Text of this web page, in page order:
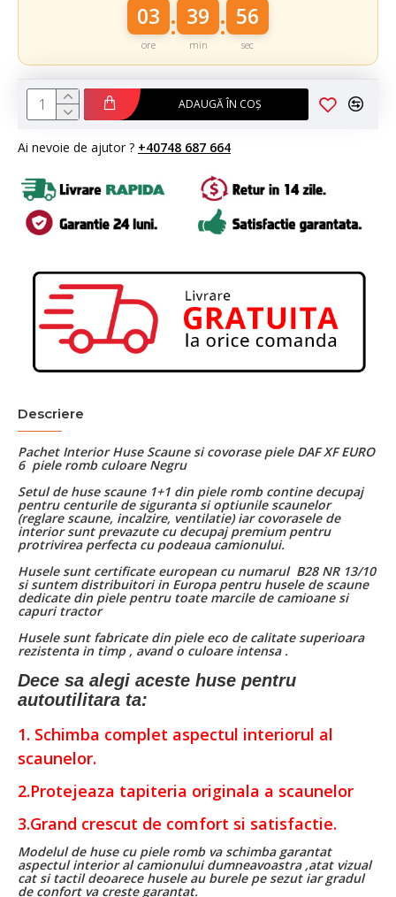
03
ore
: 39
min
: 56
sec
ADAUGĂ ÎN COȘ
Ai nevoie de ajutor ? +40748 687 664
Descriere
Pachet Interior Huse Scaune si covorase piele DAF XF EURO
6 piele romb culoare Negru
Setul de huse scaune 1+1 din piele romb contine decupaj
pentru centurile de siguranta si optiunile scaunelor
(reglare scaune, incalzire, ventilatie) iar covorasele de
interior sunt prevazute cu decupaj premium pentru
protrivirea perfecta cu podeaua camionului.
Husele sunt certificate european cu numarul B28 NR 13/10
si suntem distribuitori in Europa pentru husele de scaune
dedicate din piele pentru toate marcile de camioane si
capuri tractor
Husele sunt fabricate din piele eco de calitate superioara
rezistenta in timp , avand o culoare intensa .
Dece sa alegi aceste huse pentru
autoutilitara ta:
1. Schimba complet aspectul interiorul al
scaunelor.
2.Protejeaza tapiteria originala a scaunelor
3.Grand crescut de comfort si satisfactie.
Modelul de huse cu piele romb va schimba garantat
aspectul interior al camionului dumneavoastra ,atat vizual
cat si tactil deoarece husele au burele pe sezut iar gradul
de confort va creste garantat.